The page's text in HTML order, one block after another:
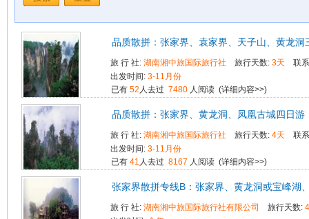
品质散拼：张家界、袁家界、天子山、黄龙洞
旅 行 社:湖南湘中旅国际旅行社 旅行天数:3天
联
出发时间:3-11月份
已有52 人去过7480 人阅读 (详细内容>>)
品质散拼：张家界、黄龙洞、凤凰古城四日游
旅 行 社:湖南湘中旅国际旅行社 旅行天数:4天
联
出发时间:3-11月份
已有41 人去过8167 人阅读 (详细内容>>)
张家界散拼专线B：张家界、黄龙洞或宝峰湖
旅 行 社:湖南湘中旅国际旅行社有限公司 旅行天数: